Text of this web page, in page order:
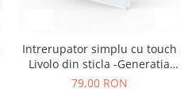
Intrerupator simplu cu touch
Livolo din sticla -Generatia
Noua
79,00 RON